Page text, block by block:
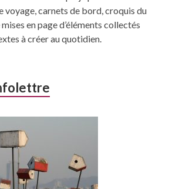
voyage, carnets de bord, croquis du
en page d’éléments collectés
à créer au quotidien.